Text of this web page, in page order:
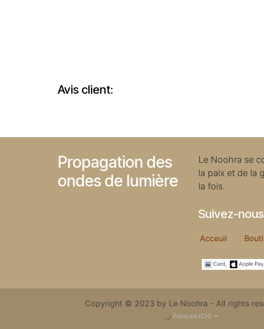
Avis client:
Propagation des
ondes de lumière
Le Noohra se
la paix et de la
la fois.
Suivez-
Acceuil
Copyright © 2023 by Le Noohra - All rights
Français (CH)